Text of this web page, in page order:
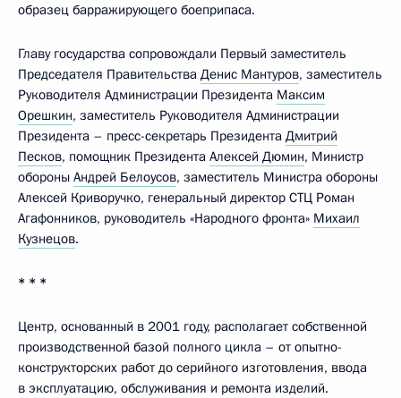
образец барражирующего боеприпаса.
Главу государства сопровождали Первый заместитель
Председателя Правительства Денис Мантуров, заместитель
Руководителя Администрации Президента Максим
Орешкин, заместитель Руководителя Администрации
Президента – пресс-секретарь Президента Дмитрий
Песков, помощник Президента Алексей Дюмин, Министр
обороны Андрей Белоусов, заместитель Министра обороны
Алексей Криворучко, генеральный директор СТЦ Роман
Агафонников, руководитель «Народного фронта» Михаил
Кузнецов.
* * *
Центр, основанный в 2001 году, располагает собственной
производственной базой полного цикла – от опытно-
конструкторских работ до серийного изготовления, ввода
в эксплуатацию, обслуживания и ремонта изделий.